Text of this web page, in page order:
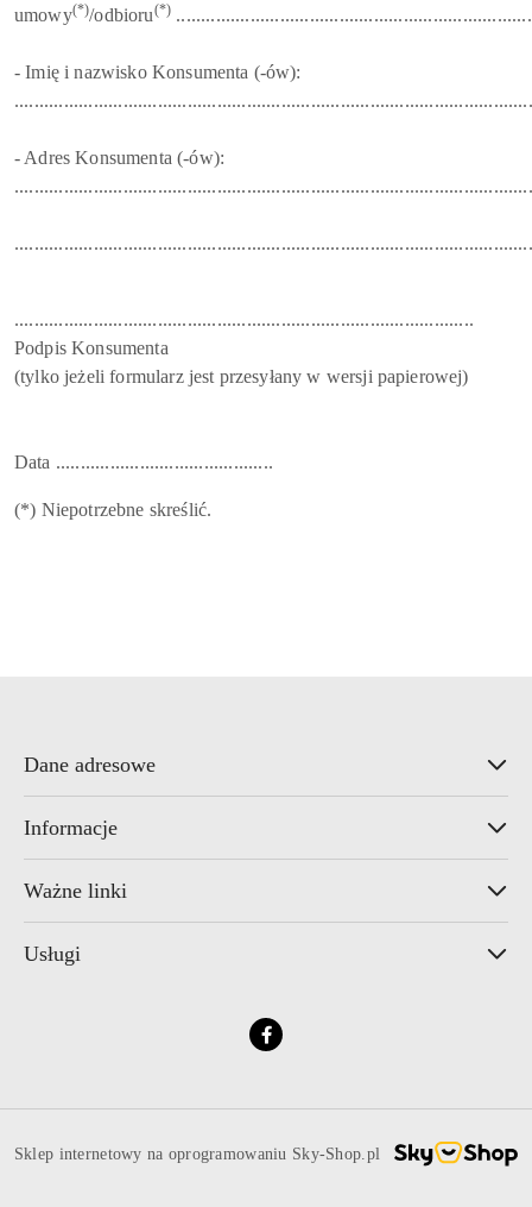
umowy(*)/odbioru(*)
- Imię i nazwisko Konsumenta (-ów):
- Adres Konsumenta (-ów):
.............................................................................................
Podpis Konsumenta
(tylko jeżeli formularz jest przesyłany w wersji papierowej)
Data ............................................
(*) Niepotrzebne skreślić.
Dane adresowe
Informacje
Ważne linki
Usługi
Sklep internetowy na oprogramowaniu Sky-Shop.pl